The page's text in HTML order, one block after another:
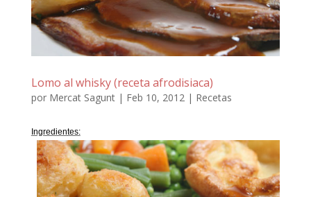
Lomo al whisky (receta afrodisiaca)
por Mercat Sagunt| Feb 10, 2012| Recetas
Ingredientes: